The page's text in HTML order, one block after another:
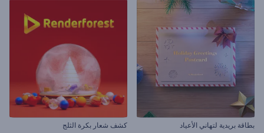
بطاقة بريدية لتهاني الأعياد كشف شعار بكرة الثلج